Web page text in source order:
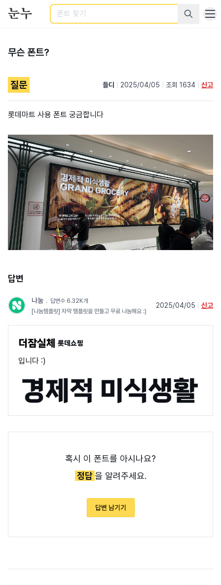
검색
무슨 폰트?
질문 들디 2025/04/05 조회 1634 신고
롯데마트 사용 폰트 궁금합니다
답변
나눔 ﹒ 답변수 6.32K개
[나눔템플릿] 자막 템플릿을 만들고 무료 나눔해요 :)
2025/04/05 신고
롯데쇼핑
입니다 :)
혹시 이 폰트를 아시나요?
정답을 알려주세요.
답변 남기기